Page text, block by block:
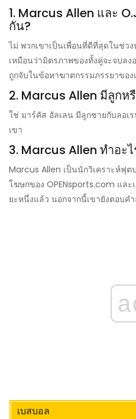
1. Marcus Allen และ
กัน?
ไม่ พวกเขาเป็นเพื่อนที่ดีที่สุดในช่ว
เหมือนว่ามิตรภาพของทั้งคู่จะจบล
ถูกจับในข้อหาฆาตกรรมภรรยาขอ
2. Marcus Allen มีลูกห
ใช่ มาร์คัส อัลเลน มีลูกชายกับลอ
เขา
3. Marcus Allen ทำอะ
Marcus Allen เป็นนักวิเคราะห์ฟุ
โฆษกของ OPENsports.com และ
ยะหนึ่งแล้ว นอกจากนี้เขายังตอบค
เบสบอล